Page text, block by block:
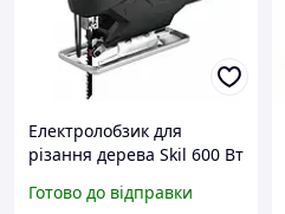
Електролобзик для
різання дерева Skil 600 Вт
лобзик для випилювання
Готово до відправки